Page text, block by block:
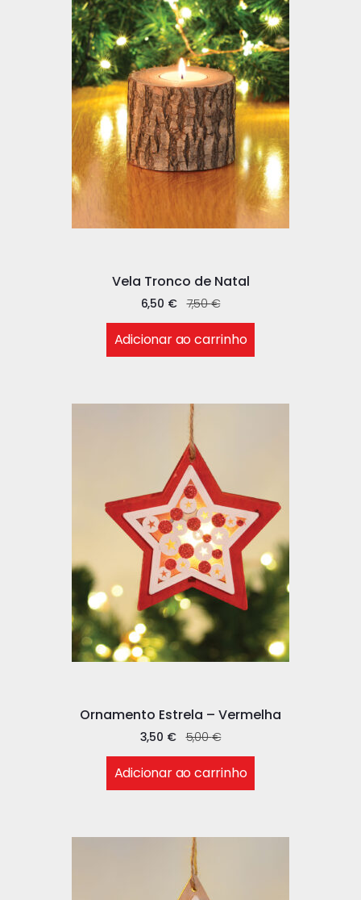
Vela Tronco de Natal
7,50€
6,50 €
Adicionar ao carrinho
Ornamento Estrela – Vermelha
5,00€
3,50 €
Adicionar ao carrinho